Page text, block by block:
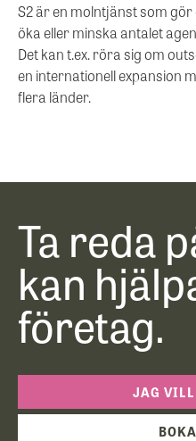
S2 är en molntjänst som
öka eller minska antalet
Det kan t.ex. röra sig om
en internationell expansion
flera länder.
Ta reda
kan
företag.
JAG VILL